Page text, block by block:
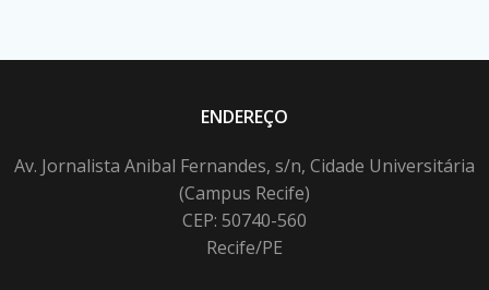
ENDEREÇO
Av. Jornalista Anibal Fernandes, s/n, Cidade Universitária
(Campus Recife)
CEP: 50740-560
Recife/PE